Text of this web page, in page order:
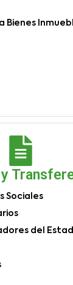
Bienes
Sociales
del